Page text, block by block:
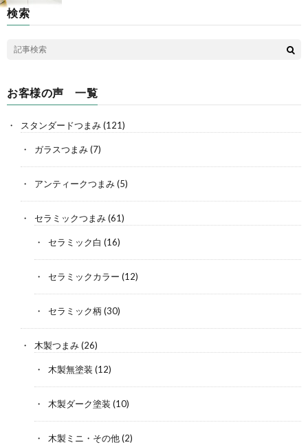
検索
お客様の声 一覧
スタンダードつまみ(121)
ガラスつまみ(7)
アンティークつまみ(5)
セラミックつまみ(61)
セラミック白 (16)
セラミックカラー (12)
セラミック柄 (30)
木製つまみ(26)
木製無塗装 (12)
木製ダーク塗装 (10)
木製ミニ・その他(2)